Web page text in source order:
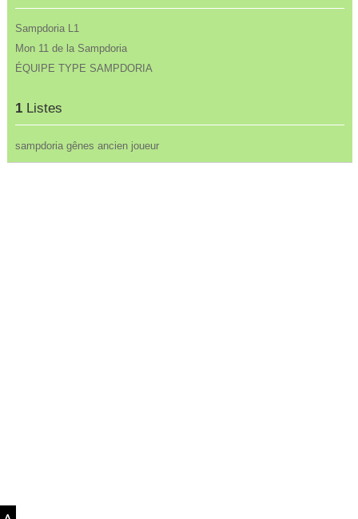
Sampdoria L1
Mon 11 de la Sampdoria
ÉQUIPE TYPE SAMPDORIA
1Listes
sampdoria gênes ancien joueur